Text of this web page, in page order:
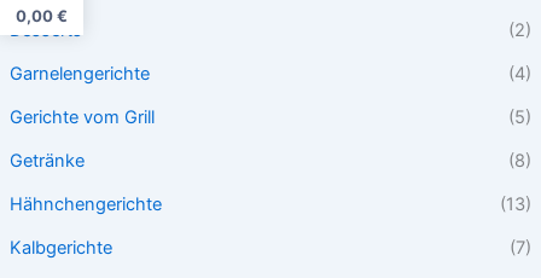
Desserts
(2)
Garnelengerichte
(4)
Gerichte vom Grill
(5)
Getränke
(8)
Hähnchengerichte
(13)
Kalbgerichte
(7)
0,00€